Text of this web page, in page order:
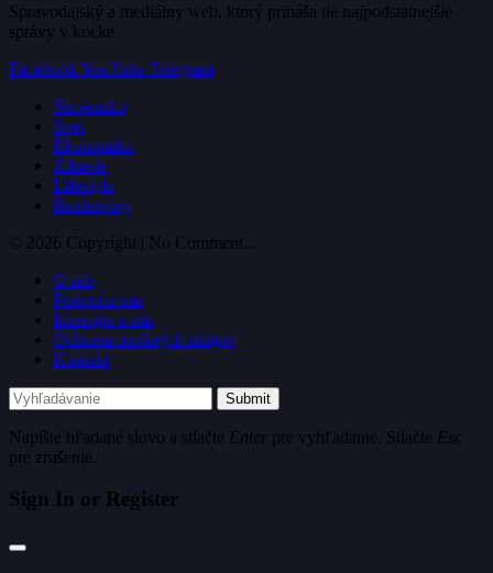
Spravodajský a mediálny web, ktorý prináša tie najpodstatnejšie
správy v kocke.
FacebookYouTube Telegram
Slovensko
Svet
Ekonomika
Zdravie
Lifestyle
Rozhovory
© 2026 Copyright | No Comment...
O nás
Podporte nás
Inzerujte u nás
Ochrana osobných údajov
Kontakt
Submit
Napíšte hľadané slovo a stlačte Enter pre vyhľadanie. Stlačte Esc
pre zrušenie.
Sign In or Register